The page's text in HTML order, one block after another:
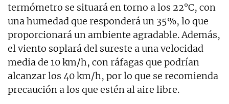
termómetro se situará en torno a los 22°C, con
una humedad que responderá un 35%, lo que
proporcionará un ambiente agradable. Además,
el viento soplará del sureste a una velocidad
media de 10 km/h, con ráfagas que podrían
alcanzar los 40 km/h, por lo que se recomienda
precaución a los que estén al aire libre.